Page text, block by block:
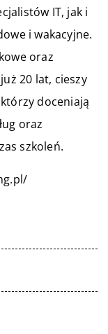
IT, jak i
i wakacyjne.
oraz
20 lat, cieszy
doceniają
oraz
szkoleń.